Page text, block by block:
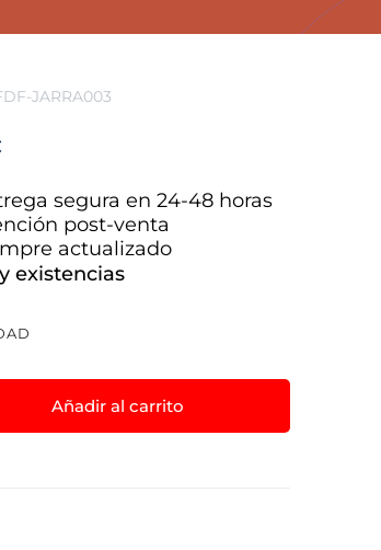
JARRA003
segura en 24-48 horas
post-venta
actualizado
existencias
Añadir al carrito